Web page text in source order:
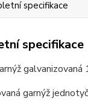
specifikace
specifikace
garnýž